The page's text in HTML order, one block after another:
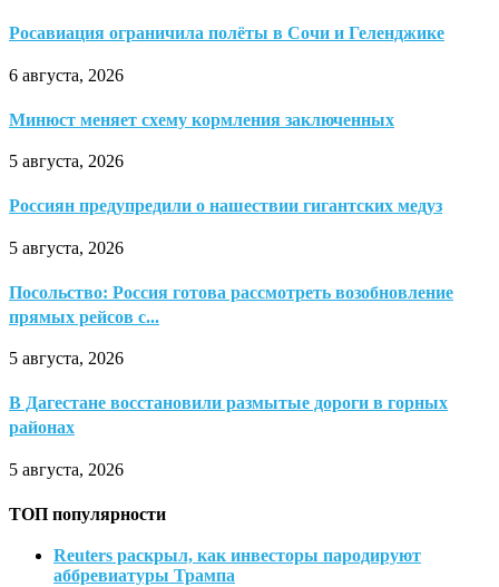
Росавиация ограничила полёты в Сочи и Геленджике
6 августа, 2026
Минюст меняет схему кормления заключенных
5 августа, 2026
Россиян предупредили о нашествии гигантских медуз
5 августа, 2026
Посольство: Россия готова рассмотреть возобновление
прямых рейсов с...
5 августа, 2026
В Дагестане восстановили размытые дороги в горных
районах
5 августа, 2026
ТОП популярности
Reuters раскрыл, как инвесторы пародируют
аббревиатуры Трампа